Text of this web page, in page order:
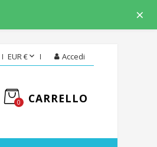
×
EUR € Accedi
CARRELLO
0